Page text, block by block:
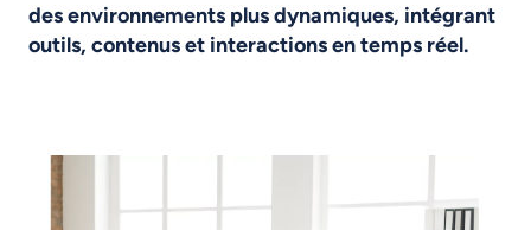
des environnements plus dynamiques, intégrant
outils, contenus et interactions en temps réel.